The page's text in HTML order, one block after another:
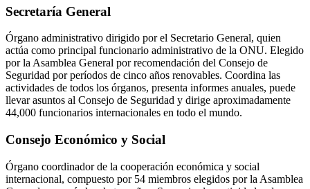
Secretaría General
Órgano administrativo dirigido por el Secretario General, quien
actúa como principal funcionario administrativo de la ONU. Elegido
por la Asamblea General por recomendación del Consejo de
Seguridad por períodos de cinco años renovables. Coordina las
actividades de todos los órganos, presenta informes anuales, puede
llevar asuntos al Consejo de Seguridad y dirige aproximadamente
44,000 funcionarios internacionales en todo el mundo.
Consejo Económico y Social
Órgano coordinador de la cooperación económica y social
internacional, compuesto por 54 miembros elegidos por la Asamblea